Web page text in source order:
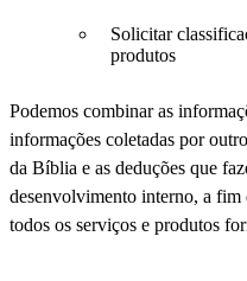
Solicitar
produtos
Podemos combinar as
informações coletadas por
da Bíblia e as deduções que
desenvolvimento interno, a fim
todos os serviços e produtos